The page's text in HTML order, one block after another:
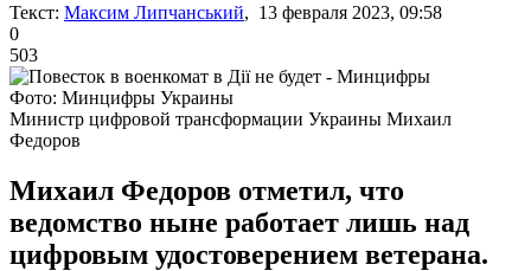
Текст: Максим Липчанський, 13 февраля 2023, 09:58
0
503
Фото: Минцифры Украины
Министр цифровой трансформации Украины Михаил
Федоров
Михаил Федоров отметил, что
ведомство ныне работает лишь над
цифровым удостоверением ветерана.